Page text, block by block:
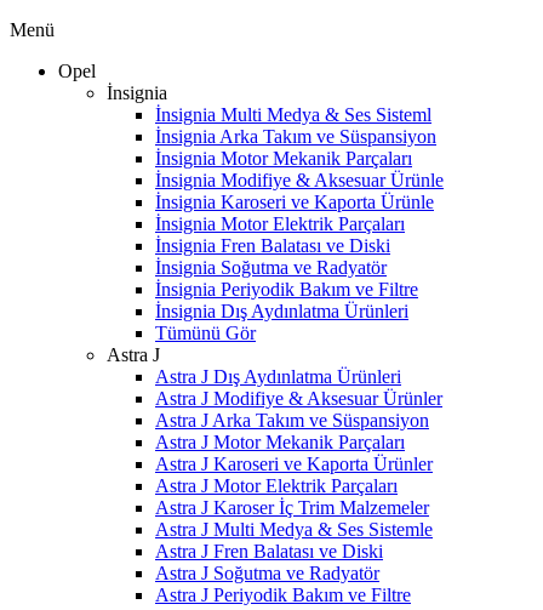
Menü
Opel
İnsignia
İnsignia Multi Medya & Ses Sisteml
İnsignia Arka Takım ve Süspansiyon
İnsignia Motor Mekanik Parçaları
İnsignia Modifiye & Aksesuar Ürünle
İnsignia Karoseri ve Kaporta Ürünle
İnsignia Motor Elektrik Parçaları
İnsignia Fren Balatası ve Diski
İnsignia Soğutma ve Radyatör
İnsignia Periyodik Bakım ve Filtre
İnsignia Dış Aydınlatma Ürünleri
Tümünü Gör
Astra J
Astra J Dış Aydınlatma Ürünleri
Astra J Modifiye & Aksesuar Ürünler
Astra J Arka Takım ve Süspansiyon
Astra J Motor Mekanik Parçaları
Astra J Karoseri ve Kaporta Ürünler
Astra J Motor Elektrik Parçaları
Astra J Karoser İç Trim Malzemeler
Astra J Multi Medya & Ses Sistemle
Astra J Fren Balatası ve Diski
Astra J Soğutma ve Radyatör
Astra J Periyodik Bakım ve Filtre